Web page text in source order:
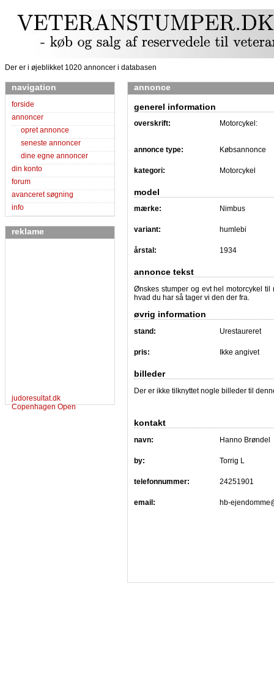
Der er i øjeblikket 1020 annoncer i databasen
navigation
forside
annoncer
opret annonce
seneste annoncer
dine egne annoncer
din konto
forum
avanceret søgning
info
reklame
judoresultat.dk
Copenhagen Open
annonce
generel information
overskrift: Motorcykel:
annonce type: Købsannonce
kategori: Motorcykel
model
mærke: Nimbus
variant: humlebi
årstal: 1934
annonce tekst
Ønskes stumper og evt hel motorcykel
hvad du har så tager vi den der fra.
øvrig information
stand: Urestaureret
pris: Ikke angivet
billeder
Der er ikke tilknyttet nogle billeder til
kontakt
navn: Hanno Brøndel
by: Torrig L
telefonnummer: 24251901
email: hb-